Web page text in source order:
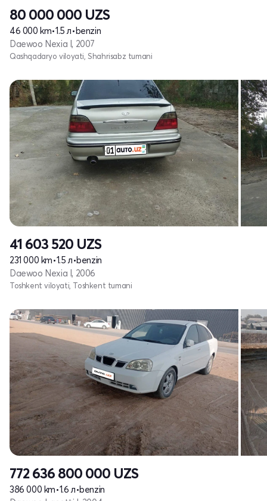
80 000 000 UZS
46 000 km•1.5 л•benzin
Daewoo Nexia I, 2007
Qashqadaryo viloyati, Shahrisabz tumani
41 603 520 UZS
231 000 km•1.5 л•benzin
Daewoo Nexia I, 2006
Toshkent viloyati, Toshkent tumani
772 636 800 000 UZS
386 000 km•1.6 л•benzin